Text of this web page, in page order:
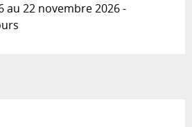
au 22 novembre 2026 -